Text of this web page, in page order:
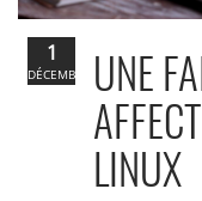
UNE
LINUX
1
DÉCEMBRE